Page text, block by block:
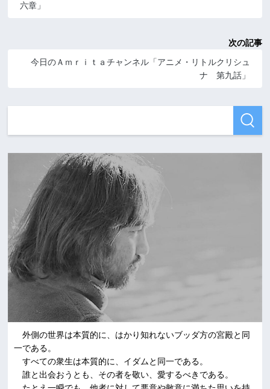
六章」
次の記事
今日のＡｍｒｉｔａチャンネル「アニメ・リトルクリシュ
ナ 第九話」
外側の世界は本質的に、はかり知れないブッダ方の宮殿と同
一である。
すべての衆生は本質的に、イダムと同一である。
誰と出会おうとも、その者を敬い、愛するべきである。